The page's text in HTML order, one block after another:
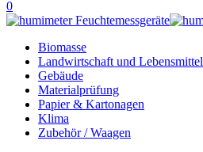
0
Biomasse
Landwirtschaft und Lebensmittel
Gebäude
Materialprüfung
Papier & Kartonagen
Klima
Zubehör / Waagen